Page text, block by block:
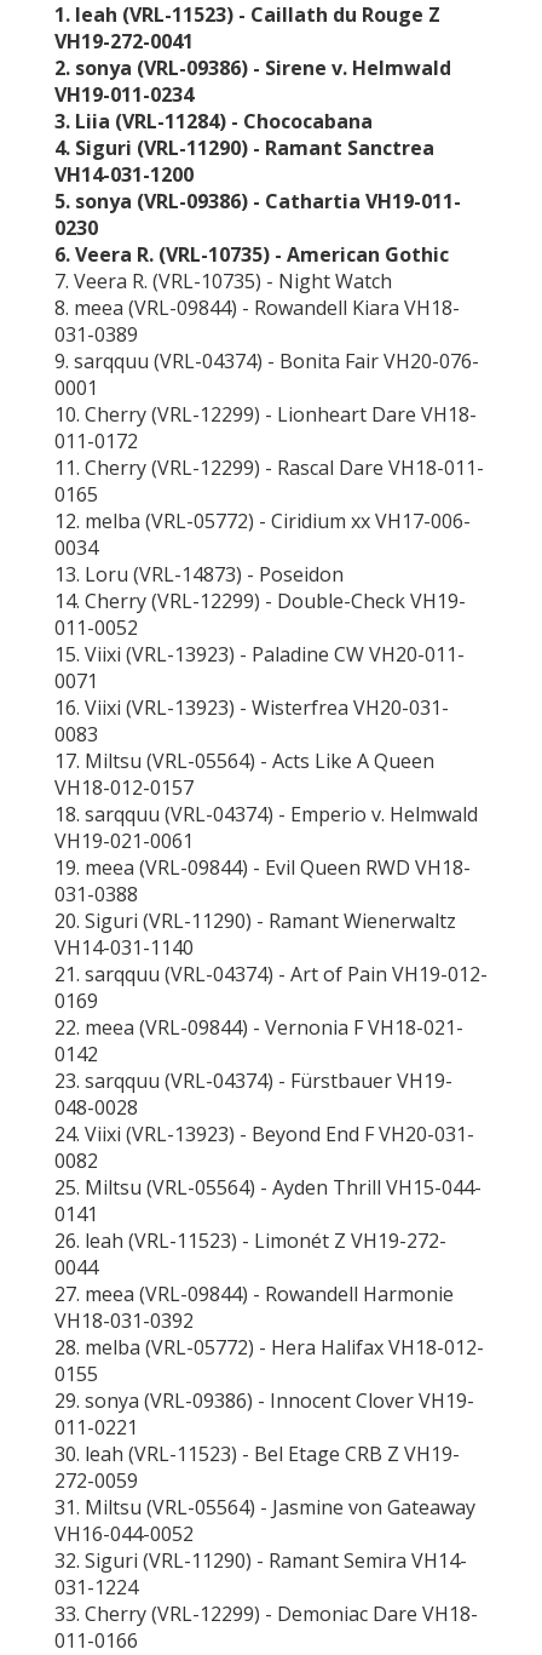
1. leah (VRL-11523) - Caillath du Rouge Z
VH19-272-0041
2. sonya (VRL-09386) - Sirene v. Helmwald
VH19-011-0234
3. Liia (VRL-11284) - Chococabana
4. Siguri (VRL-11290) - Ramant Sanctrea
VH14-031-1200
5. sonya (VRL-09386) - Cathartia VH19-011-
0230
6. Veera R. (VRL-10735) - American Gothic
7. Veera R. (VRL-10735) - Night Watch
8. meea (VRL-09844) - Rowandell Kiara VH18-
031-0389
9. sarqquu (VRL-04374) - Bonita Fair VH20-076-
0001
10. Cherry (VRL-12299) - Lionheart Dare VH18-
011-0172
11. Cherry (VRL-12299) - Rascal Dare VH18-011-
0165
12. melba (VRL-05772) - Ciridium xx VH17-006-
0034
13. Loru (VRL-14873) - Poseidon
14. Cherry (VRL-12299) - Double-Check VH19-
011-0052
15. Viixi (VRL-13923) - Paladine CW VH20-011-
0071
16. Viixi (VRL-13923) - Wisterfrea VH20-031-
0083
17. Miltsu (VRL-05564) - Acts Like A Queen
VH18-012-0157
18. sarqquu (VRL-04374) - Emperio v. Helmwald
VH19-021-0061
19. meea (VRL-09844) - Evil Queen RWD VH18-
031-0388
20. Siguri (VRL-11290) - Ramant Wienerwaltz
VH14-031-1140
21. sarqquu (VRL-04374) - Art of Pain VH19-012-
0169
22. meea (VRL-09844) - Vernonia F VH18-021-
0142
23. sarqquu (VRL-04374) - Fürstbauer VH19-
048-0028
24. Viixi (VRL-13923) - Beyond End F VH20-031-
0082
25. Miltsu (VRL-05564) - Ayden Thrill VH15-044-
0141
26. leah (VRL-11523) - Limonét Z VH19-272-
0044
27. meea (VRL-09844) - Rowandell Harmonie
VH18-031-0392
28. melba (VRL-05772) - Hera Halifax VH18-012-
0155
29. sonya (VRL-09386) - Innocent Clover VH19-
011-0221
30. leah (VRL-11523) - Bel Etage CRB Z VH19-
272-0059
31. Miltsu (VRL-05564) - Jasmine von Gateaway
VH16-044-0052
32. Siguri (VRL-11290) - Ramant Semira VH14-
031-1224
33. Cherry (VRL-12299) - Demoniac Dare VH18-
011-0166